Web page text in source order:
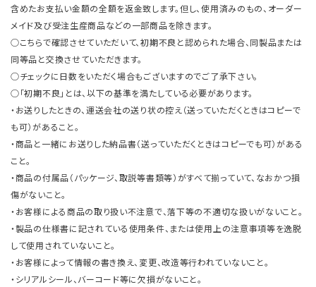
含めたお支払い金額の全額を返金致します。但し、使用済みのもの、オーダー
メイド及び受注生産商品などの一部商品を除きます。
○こちらで確認させていただいて、初期不良と認められた場合、同製品または
同等品と交換させていただきます。
○チェックに日数をいただく場合もございますのでご了承下さい。
○「初期不良」とは、以下の基準を満たしている必要があります。
・お送りしたときの、運送会社の送り状の控え（送っていただくときはコピーで
も可）があること。
・商品と一緒にお送りした納品書（送っていただくときはコピーでも可）がある
こと。
・商品の付属品（パッケージ、取説等書類等）がすべて揃っていて、なおかつ損
傷がないこと。
・お客様による商品の取り扱い不注意で、落下等の不適切な扱いがないこと。
・製品の仕様書に記されている使用条件、または使用上の注意事項等を逸脱
して使用されていないこと。
・お客様によって情報の書き換え、変更、改造等行われていないこと。
・シリアルシール、バーコード等に欠損がないこと。